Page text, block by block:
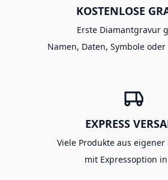
KOSTENLOSE
Erste Diamantgravur
Namen, Daten, Symbole
EXPRESS
Viele Produkte aus
mit Expressoption